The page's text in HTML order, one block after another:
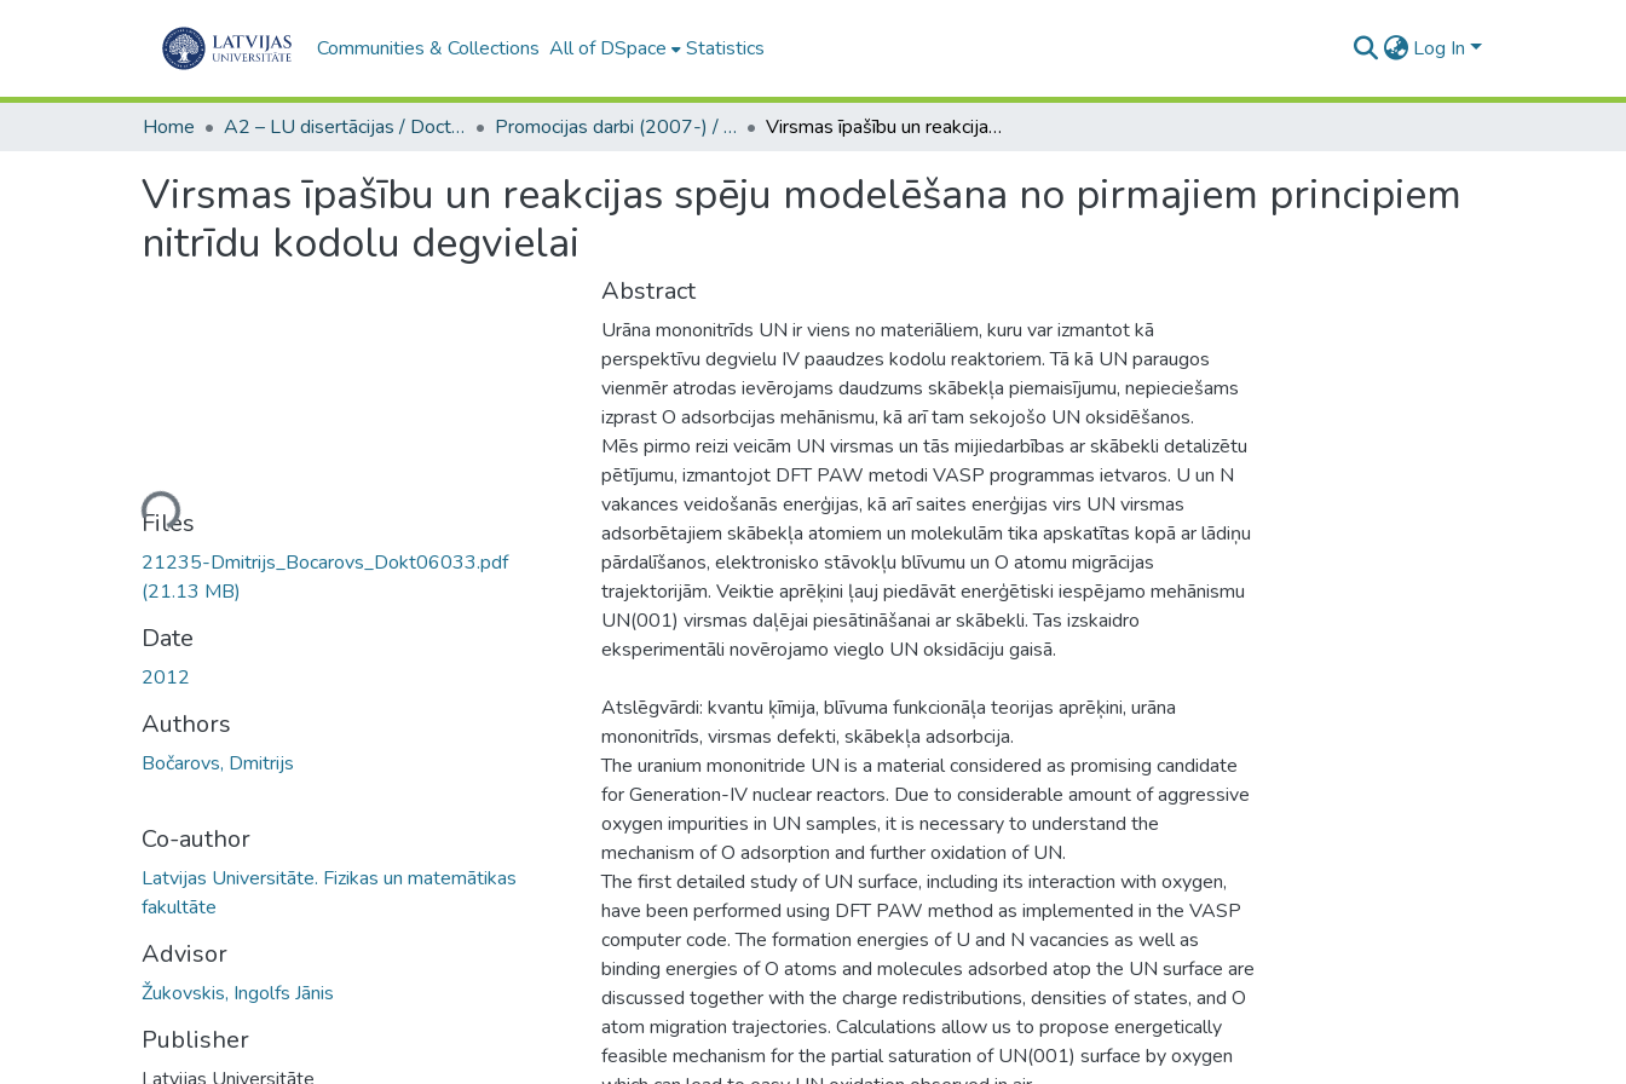
Communities & Collections All of DSpace Statistics Log In
Home A2 – LU disertācijas / Doctoral theses UL Promocijas darbi (2007-) / Theses PhD Virsmas īpašību un reakcijas spēju modelēšana no pirmajiem principiem nitrīdu kodolu degvielai
Virsmas īpašību un reakcijas spēju modelēšana no pirmajiem principiem
nitrīdu kodolu degvielai
Loading...
Files
21235-Dmitrijs_Bocarovs_Dokt06033.pdf
(21.13 MB)
Date
2012
Authors
Bočarovs, Dmitrijs
Co-author
Latvijas Universitāte. Fizikas un matemātikas
fakultāte
Advisor
Žukovskis, Ingolfs Jānis
Publisher
Abstract
Urāna mononitrīds UN ir viens no materiāliem, kuru var izmantot kā
perspektīvu degvielu IV paaudzes kodolu reaktoriem. Tā kā UN paraugos
vienmēr atrodas ievērojams daudzums skābekļa piemaisījumu, nepieciešams
izprast O adsorbcijas mehānismu, kā arī tam sekojošo UN oksidēšanos.
Mēs pirmo reizi veicām UN virsmas un tās mijiedarbības ar skābekli detalizētu
pētījumu, izmantojot DFT PAW metodi VASP programmas ietvaros. U un N
vakances veidošanās enerģijas, kā arī saites enerģijas virs UN virsmas
adsorbētajiem skābekļa atomiem un molekulām tika apskatītas kopā ar lādiņu
pārdalīšanos, elektronisko stāvokļu blīvumu un O atomu migrācijas
trajektorijām. Veiktie aprēķini ļauj piedāvāt enerģētiski iespējamo mehānismu
UN(001) virsmas daļējai piesātināšanai ar skābekli. Tas izskaidro
eksperimentāli novērojamo vieglo UN oksidāciju gaisā.
Atslēgvārdi: kvantu ķīmija, blīvuma funkcionāļa teorijas aprēķini, urāna
mononitrīds, virsmas defekti, skābekļa adsorbcija.
The uranium mononitride UN is a material considered as promising candidate
for Generation-IV nuclear reactors. Due to considerable amount of aggressive
oxygen impurities in UN samples, it is necessary to understand the
mechanism of O adsorption and further oxidation of UN.
The first detailed study of UN surface, including its interaction with oxygen,
have been performed using DFT PAW method as implemented in the VASP
computer code. The formation energies of U and N vacancies as well as
binding energies of O atoms and molecules adsorbed atop the UN surface are
discussed together with the charge redistributions, densities of states, and O
atom migration trajectories. Calculations allow us to propose energetically
feasible mechanism for the partial saturation of UN(001) surface by oxygen